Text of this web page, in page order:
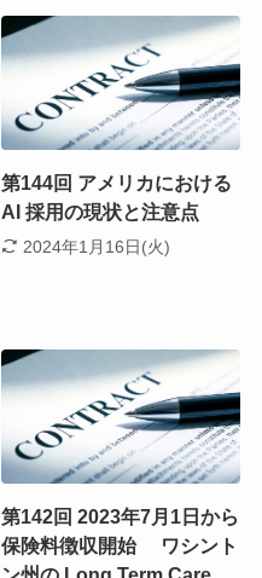
第144回 アメリカにおける
AI 採用の現状と注意点
2024年1月16日(火)
第142回 2023年7月1日から
保険料徴収開始 ワシント